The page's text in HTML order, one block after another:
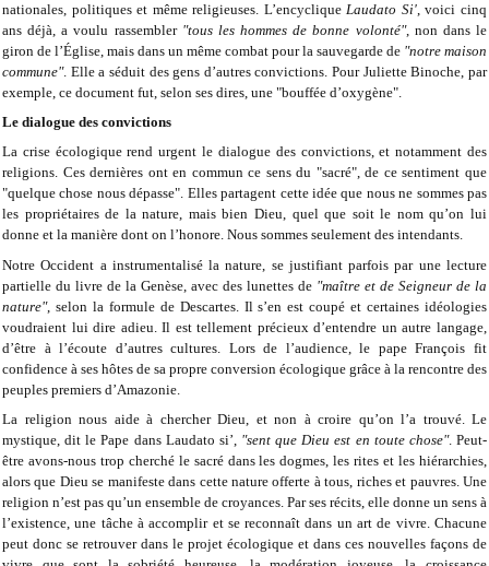
nationales, politiques et même religieuses. L’encycliqueLaudato Si', voici cinq
ans déjà, a voulu rassembler "tous les hommes de bonne volonté", non dans le
giron de l’Église, mais dans un même combat pour la sauvegarde de "notre maison
commune". Elle a séduit des gens d’autresconvictions. Pour Juliette Binoche, par
exemple, ce document fut, selon ses dires, une "bouffée d’oxygène".
Le dialogue des convictions
La crise écologique rend urgent le dialogue des convictions, et notamment des
religions. Ces dernières ont en commun ce sens du "sacré", de cesentiment que
"quelque chose nous dépasse". Elles partagent cette idée que nous ne sommes pas
les propriétaires de la nature, mais bien Dieu, quel que soit le nom qu’on lui
donne et la manière dont on l’honore. Nous sommes seulement des intendants.
Notre Occident a instrumentalisé la nature, se justifiant parfois par une lecture
partielle du livre de la Genèse, avec des lunettes de "maître et de Seigneur de la
nature", selon la formule de Descartes. Il s’en est coupé etcertaines idéologies
voudraient lui dire adieu. Il est tellement précieuxd’entendre un autre langage,
d’être à l’écoute d’autres cultures. Lors de l’audience, le pape François fit
confidence à ses hôtes de sa propre conversion écologique grâce à la rencontre des
peuples premiers d’Amazonie.
La religion nous aide à chercher Dieu, et non à croire qu’on l’a trouvé. Le
mystique, dit le Pape dans Laudato si’ "sent que Dieu est en toute chose". Peut-
être avons-nous trop cherché le sacré dans les dogmes, les rites et les hiérarchies,
alors que Dieu se manifeste dans cette nature offerte à tous, riches et pauvres. Une
religion n’est pas qu’un ensemble de croyances. Parses récits, elle donne un sens à
l’existence, une tâche à accomplir et sereconnaît dans un art de vivre. Chacune
peut donc se retrouver dans le projet écologique et dans ces nouvelles façons de